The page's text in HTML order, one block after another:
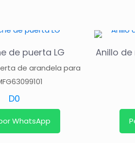
de puerta LG
de arandela para
D0
WhatsApp
Anillo